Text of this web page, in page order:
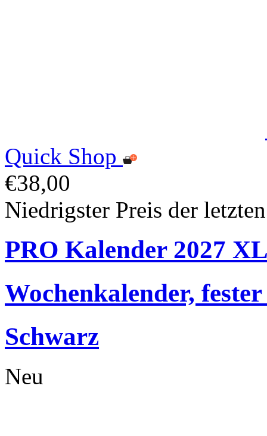
Quick Shop
€38,00
Niedrigster Preis der
PRO Kalender 2027
Wochenkalender,
Schwarz
Neu